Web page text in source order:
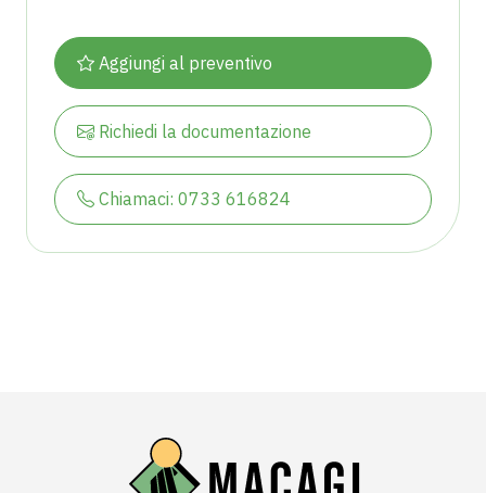
Aggiungi al preventivo
Richiedi la documentazione
Chiamaci: 0733 616824